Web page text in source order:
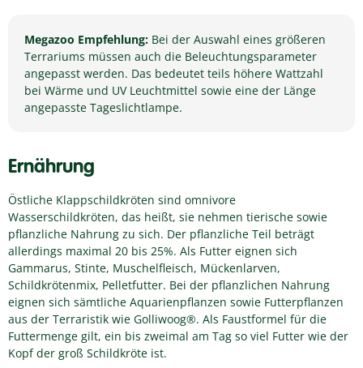
Megazoo Empfehlung: Bei der Auswahl eines größeren
Terrariums müssen auch die Beleuchtungsparameter
angepasst werden. Das bedeutet teils höhere Wattzahl
bei Wärme und UV Leuchtmittel sowie eine der Länge
angepasste Tageslichtlampe.
Ernährung
Östliche Klappschildkröten sind omnivore
Wasserschildkröten, das heißt, sie nehmen tierische sowie
pflanzliche Nahrung zu sich. Der pflanzliche Teil beträgt
allerdings maximal 20 bis 25%. Als Futter eignen sich
Gammarus, Stinte, Muschelfleisch, Mückenlarven,
Schildkrötenmix, Pelletfutter. Bei der pflanzlichen Nahrung
eignen sich sämtliche Aquarienpflanzen sowie Futterpflanzen
aus der Terraristik wie Golliwoog®. Als Faustformel für die
Futtermenge gilt, ein bis zweimal am Tag so viel Futter wie der
Kopf der groß Schildkröte ist.